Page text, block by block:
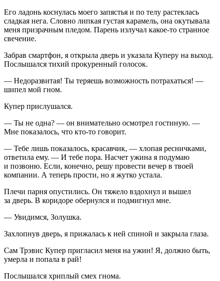
Его ладонь коснулась моего запястья и по телу растеклась
сладкая нега. Словно липкая густая карамель, она окутывала
меня призрачным пледом. Парень излучал какое-то странное
свечение.
Забрав смартфон, я открыла дверь и указала Куперу на выход.
Послышался тихий прокуренный голосок.
— Недоразвитая! Ты теряешь возможность потрахаться! —
шипел мой гном.
Купер прислушался.
— Ты не одна? — он внимательно осмотрел гостиную. —
Мне показалось, что кто-то говорит.
— Тебе лишь показалось, красавчик, — хлопая ресничками,
ответила ему. — И тебе пора. Насчет ужина я подумаю
и позвоню. Если, конечно, решу провести вечер в твоей
компании. А теперь прости, но я жутко устала.
Плечи парня опустились. Он тяжело вздохнул и вышел
за дверь. В коридоре обернулся и подмигнул мне.
— Увидимся, Золушка.
Захлопнув дверь, я прижалась к ней спиной и закрыла глаза.
Сам Трэвис Купер пригласил меня на ужин! Я, должно быть,
умерла и попала в рай!
Послышался хриплый смех гнома.